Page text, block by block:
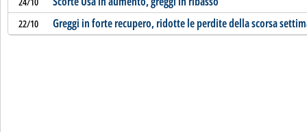
22/10 Greggi in forte recupero, ridotte le perdite della scorsa